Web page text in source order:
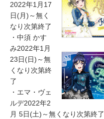
2022年1月17
日(月)～無く
なり次第終了
・中須 かす
み2022年1月
23日(日)～無
くなり次第終
了
・エマ・ヴェ
ルデ2022年2
月 5日(土)～無くなり次第終了